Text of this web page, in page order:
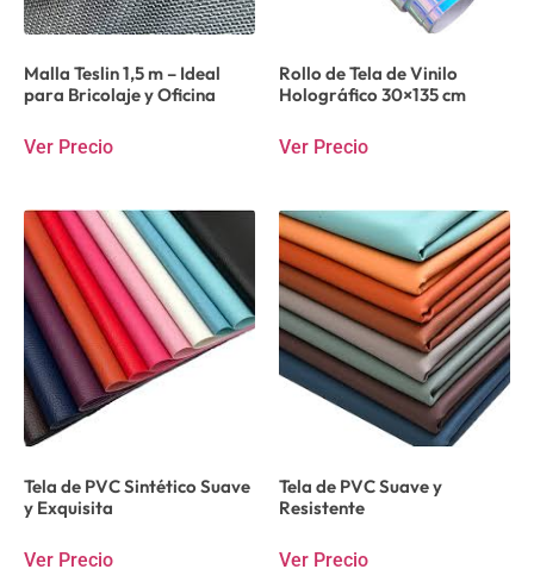
Malla Teslin 1,5 m – Ideal
para Bricolaje y Oficina
Ver Precio
Rollo de Tela de Vinilo
Holográfico 30×135 cm
Ver Precio
Tela de PVC Sintético Suave
y Exquisita
Ver Precio
Tela de PVC Suave y
Resistente
Ver Precio